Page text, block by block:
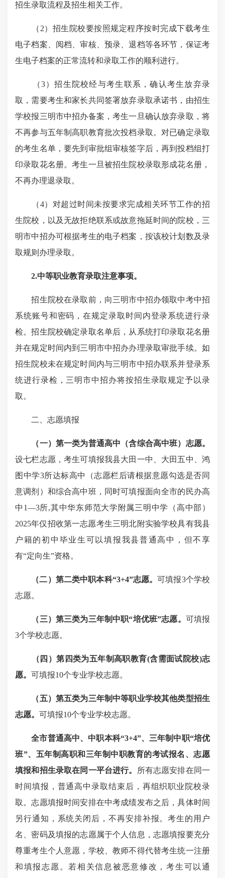
招生录取流程及招生相关工作。
（2）招生院校要按照规定程序按时完成下载考生
电子档案、阅档、审核、预录、退档等各环节，保证考
生电子档案的正常流转和录取工作的顺利进行。
（3）招生院校经与考生联系，确认考生放弃录
取，需要考生和家长共同签署放弃录取承诺书，由招生
学校报三明市中招办备案，考生一旦确认放弃录取，将
不再参与五年制高职教育批次投档录取。对已确定录取
的考生名单，要先到审批组审核签字后，再到投档组打
印录取花名册。考生一旦被招生院校录取形成花名册，
不再办理退录取。
（4）对超过时间未按要求完成相关环节工作的招
生院校，以及无故拒绝联系或故意拖延时间的院校，三
明市中招办可根据考生的电子档案，按该校计划数及录
取规则办理录取。
2.中等职业教育录取注意事项。
招生院校在录取前，向三明市中招办领取中考中招
系统账号和密码，在规定录取时间内登录系统进行录
检。招生院校确定录取名单后，从系统打印录取花名册
并在规定时间内到三明市中招办办理录取审批手续。如
招生院校未在规定时间内与三明市中招办联系并登录系
统进行录检，三明市中招办将按招生录取规定予以录
取。
二、志愿填报
（一）第一类为普通高中 （含综合高中班） 志愿。
设七栏志愿，考生可填报我县大田一中、大田五中、鸿
图中学3所达标高中（志愿栏后请根据意愿勾选是否同
意调剂）和综合高中班，同时可填报面向全市的民办高
中1—3所,其中华东师范大学附属三明中学（高中部）
2025年仅招收第一志愿考生三明北附实验学校具有我县
户籍的初中毕业生可以填报我县普通高中，但不享
有“定向生”资格。
（二）第二类中职本科“3+4”志愿。可填报3个学校
志愿。
（三） 第三类为三年制中职“培优班”志愿。 可填报
3个学校志愿。
（ 四 ）第四类为五年制高职教育(含需面试院校)志
愿。 可填报10个专业学校志愿。
（五）第五类为三年制中等职业学校其他类型招生
志愿。 可填报10个专业学校志愿。
全市普通高中、中职本科“3+4”、三年制中职“培优
班”、五年制高职和三年制中职教育的考试报名、志愿
填报和招生录取在同一平台进行。
所有志愿安排在同一
时间填报，普通高中录取结束后，再组织职业院校录
取。志愿填报时间安排在中考成绩发布之后，具体时间
另行通知，系统关闭后，不再安排补报。考生的用户
名、密码及填报的志愿属于个人信息，志愿填报要充分
尊重考生个人意愿，学校、教师不得代替考生统一注册
和填报志愿。若相关信息被恶意修改，考生可以通